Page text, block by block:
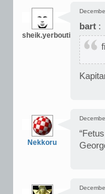
sheik.yerbouti
bart :
Nekkoru